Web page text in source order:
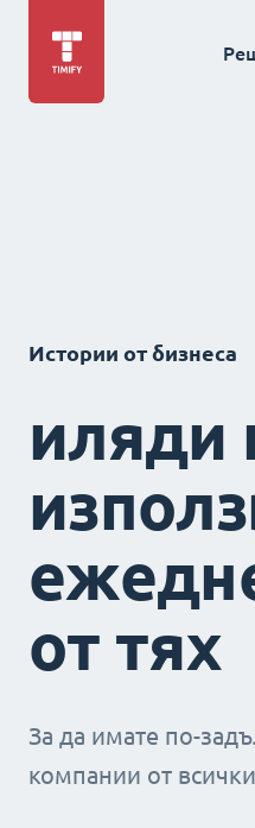
Истории от бизнеса
иляди
от тях
За да имате по-
компании от